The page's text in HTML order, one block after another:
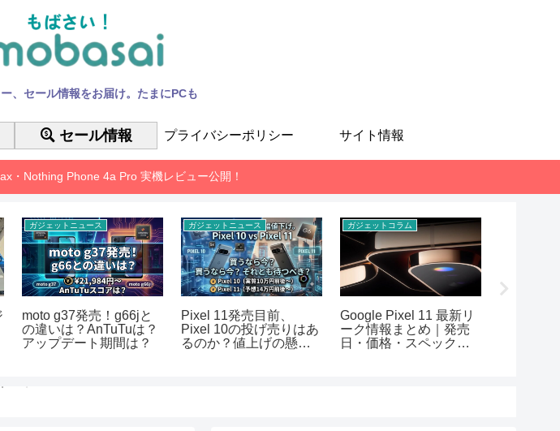
、セール情報をお届け。たまにPCも
セール情報 プライバシーポリシー サイト情報
・Nothing Phone 4a Pro 実機レビュー公開！
ガジェットニュース
moto g37発売！g66jと
の違いは？AnTuTuは？
アップデート期間は？
ガジェットニュース
Pixel 11発売目前、
Pixel 10の投げ売りはあ
るのか？値上げの懸念
ガジェットコラム
Google Pixel 11 最新リ
ーク情報まとめ｜発売
日・価格・スペック予